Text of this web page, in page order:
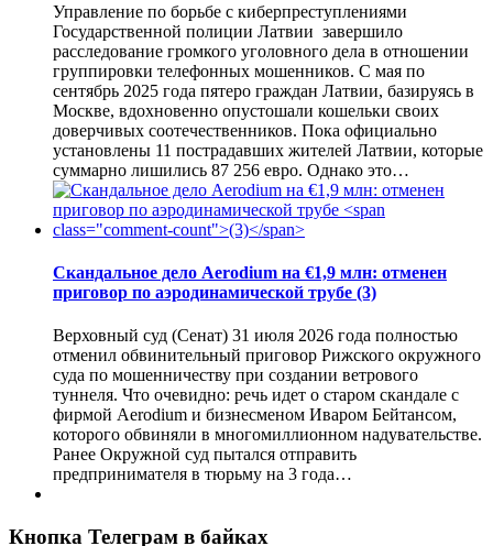
Управление по борьбе с киберпреступлениями
Государственной полиции Латвии завершило
расследование громкого уголовного дела в отношении
группировки телефонных мошенников. С мая по
сентябрь 2025 года пятеро граждан Латвии, базируясь в
Москве, вдохновенно опустошали кошельки своих
доверчивых соотечественников. Пока официально
установлены 11 пострадавших жителей Латвии, которые
суммарно лишились 87 256 евро. Однако это…
Скандальное дело Aerodium на €1,9 млн: отменен
приговор по аэродинамической трубе (3)
Верховный суд (Сенат) 31 июля 2026 года полностью
отменил обвинительный приговор Рижского окружного
суда по мошенничеству при создании ветрового
туннеля. Что очевидно: речь идет о старом скандале с
фирмой Aerodium и бизнесменом Иваром Бейтансом,
которого обвиняли в многомиллионном надувательстве.
Ранее Окружной суд пытался отправить
предпринимателя в тюрьму на 3 года…
Кнопка Телеграм в байках